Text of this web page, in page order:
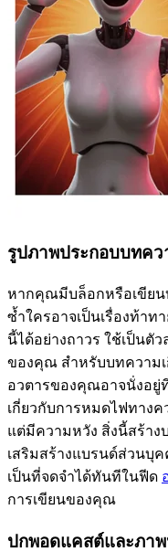
รูปภาพประกอบบทค
หากคุณมีบล็อกหรือเขียน
ซ้ำใครอาจเป็นเรื่องท้า
นี้ได้อย่างถาวร ใช้เป็นตั
ของคุณ สำหรับบทความ
อวตารของคุณอาจนั่งอยู่
เกี่ยวกับการหมดไฟทาง
แต่มีความหวัง สิ่งนี้สร้า
เสริมสร้างแบรนด์ส่วน
เป็นที่จดจำได้ทันทีในฟีด
การเขียนของคุณ
ปกพอดแคสต์และภา